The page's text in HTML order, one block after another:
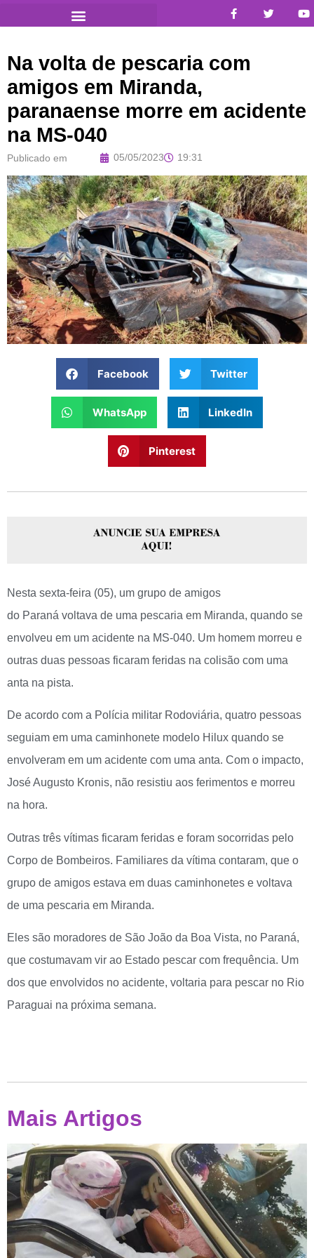
Na volta de pescaria com
amigos em Miranda,
paranaense morre em acidente
na MS-040
Publicado em 05/05/2023 19:31
Facebook Twitter
WhatsApp LinkedIn
Pinterest
Nesta sexta-feira (05), um grupo de amigos
do Paraná voltava de uma pescaria em Miranda, quando se
envolveu em um acidente na MS-040. Um homem morreu e
outras duas pessoas ficaram feridas na colisão com uma
anta na pista.
De acordo com a Polícia militar Rodoviária, quatro pessoas
seguiam em uma caminhonete modelo Hilux quando se
envolveram em um acidente com uma anta. Com o impacto,
José Augusto Kronis, não resistiu aos ferimentos e morreu
na hora.
Outras três vítimas ficaram feridas e foram socorridas pelo
Corpo de Bombeiros. Familiares da vítima contaram, que o
grupo de amigos estava em duas caminhonetes e voltava
de uma pescaria em Miranda.
Eles são moradores de São João da Boa Vista, no Paraná,
que costumavam vir ao Estado pescar com frequência. Um
dos que envolvidos no acidente, voltaria para pescar no Rio
Paraguai na próxima semana.
Mais Artigos